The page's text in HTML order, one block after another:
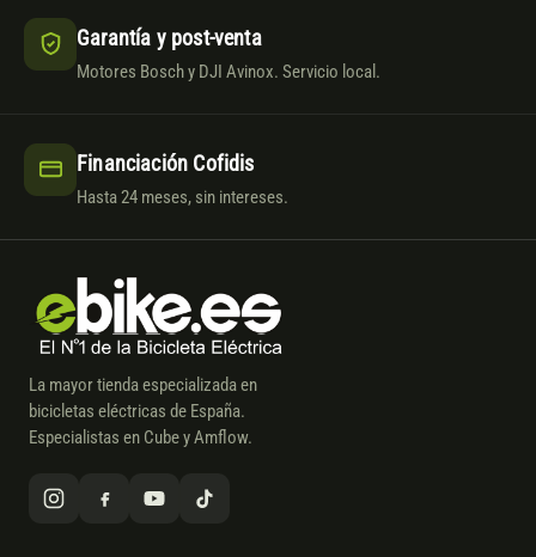
Garantía y post-venta
Motores Bosch y DJI Avinox. Servicio local.
Financiación Cofidis
Hasta 24 meses, sin intereses.
La mayor tienda especializada en
bicicletas eléctricas de España.
Especialistas en Cube y Amflow.